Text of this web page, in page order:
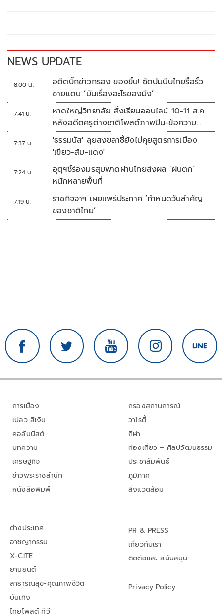
k k
NEWS UPDATE
8:00 น.
อดีตบิ๊กข่าวกรอง ของขึ้น! ซัดปมบีบไทยรื้อรั้ว
ชายแดน ‘มันเรื่องอะไรของมึง’
7:41 น.
หาดใหญ่วิทยาลัย สั่งเรียนออนไลน์ 10-11 ส.ค.
หลังอดีตครูต่างชาติโพสต์ภาพปืน-ข้อความ
ข่มขู่
7:37 น.
'ธรรมนัส' ลุยสงขลาชี้ยังไม่คุยสูตรการเมือง
'เขียว-ส้ม-แดง'
7:24 น.
อุตุฯชี้ร่องมรสุมพาดผ่านไทยส่งผล ‘ฝนตก’
หนักหลายพื้นที่
7:19 น.
ราชกิจจาฯ เผยแพร่ประกาศ ‘กำหนดวันสำคัญ
ของชาติไทย’
การเมือง
เปลว สีเงิน
คอลัมนิสต์
บทความ
เศรษฐกิจ
ข่าวพระราชสำนัก
หนังสือพิมพ์
กรองสถานการณ์
วาไรตี้
กีฬา
ท่องเที่ยว – ศิลปวัฒนธรรม
ประชาสัมพันธ์
ภูมิภาค
สิ่งแวดล้อม
ต่างประเทศ
อาชญากรรม
X-CITE
ยานยนต์
สาธารณสุข-คุณภาพชีวิต
บันเทิง
ไทยโพสต์ ทีวี
PR & PRESS
เกี่ยวกับเรา
ติดต่อและ สนับสนุน
Privacy Policy